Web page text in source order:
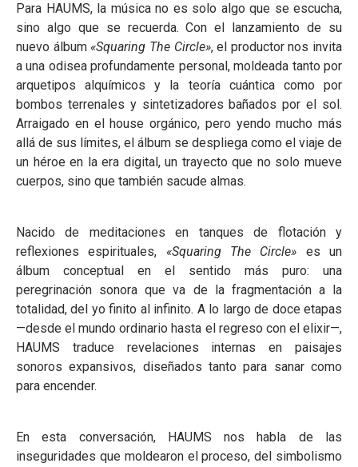
Para HAUMS, la música no es solo algo que se escucha,
sino algo que se recuerda. Con el lanzamiento de su
nuevo álbum «Squaring The Circle», el productor nos invita
a una odisea profundamente personal, moldeada tanto por
arquetipos alquímicos y la teoría cuántica como por
bombos terrenales y sintetizadores bañados por el sol.
Arraigado en el house orgánico, pero yendo mucho más
allá de sus límites, el álbum se despliega como el viaje de
un héroe en la era digital, un trayecto que no solo mueve
cuerpos, sino que también sacude almas.
Nacido de meditaciones en tanques de flotación y
reflexiones espirituales, «Squaring The Circle» es un
álbum conceptual en el sentido más puro: una
peregrinación sonora que va de la fragmentación a la
totalidad, del yo finito al infinito. A lo largo de doce etapas
—desde el mundo ordinario hasta el regreso con el elixir—,
HAUMS traduce revelaciones internas en paisajes
sonoros expansivos, diseñados tanto para sanar como
para encender.
En esta conversación, HAUMS nos habla de las
inseguridades que moldearon el proceso, del simbolismo